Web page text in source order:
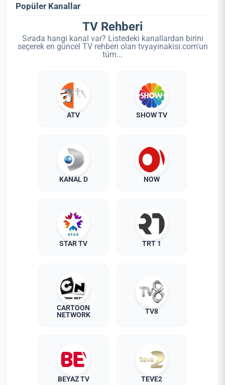
Popüler Kanallar
TV Rehberi
Sırada hangi kanal var? Listedeki kanallardan birini
seçerek en güncel TV rehberi olan tvyayinakisi.com'un
tüm...
ATV SHOW TV
KANAL D NOW
STAR TV TRT 1
CARTOON
NETWORK
TV8
BEYAZ TV TEVE2